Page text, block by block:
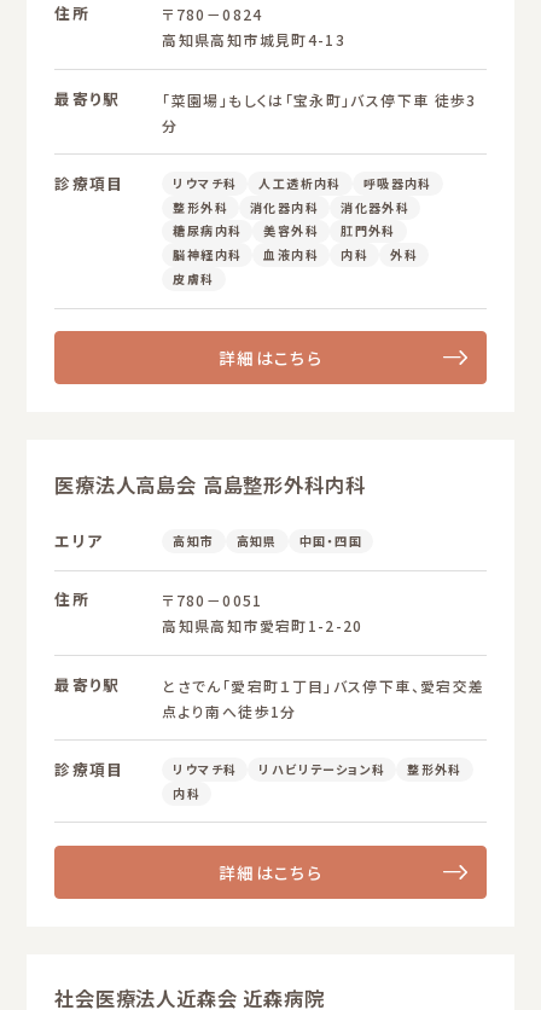
住所
〒780－0824
高知県高知市城見町4-13
最寄り駅
「菜園場」もしくは「宝永町」バス停下車 徒歩3
分
診療項目 リウマチ科 人工透析内科
呼吸器内科
整形外科
消化器内科
消化器外科
糖尿病内科
美容外科
肛門外科
脳神経内科
血液内科 内科
外科
皮膚科
詳細はこちら
医療法人高島会 高島整形外科内科
エリア 高知市 高知県 中国・四国
住所
〒780－0051
高知県高知市愛宕町1-2-20
最寄り駅
とさでん「愛宕町１丁目」バス停下車、愛宕交差
点より南へ徒歩1分
診療項目 リウマチ科 リハビリテーション科
整形外科
内科
詳細はこちら
社会医療法人近森会 近森病院